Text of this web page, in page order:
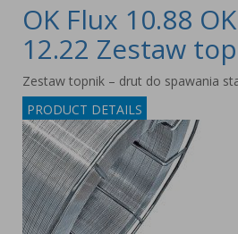
OK Flux 10.88
12.22 Zestaw
Zestaw topnik – drut do spawania
PRODUCT DETAILS